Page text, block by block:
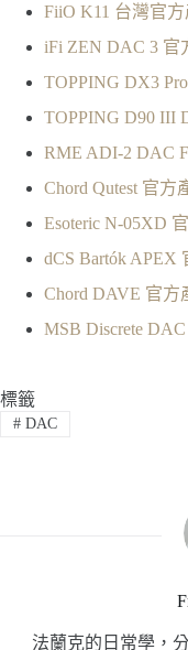
FiiO K11 台灣官方
iFi ZEN DAC 3 官
TOPPING DX3
TOPPING D90 III
RME ADI-2 DAC
Chord Qutest 官方
Esoteric N-05XD
dCS Bartók APEX
Chord DAVE 官方
MSB Discrete
標籤
#DAC
法蘭克的日常學，